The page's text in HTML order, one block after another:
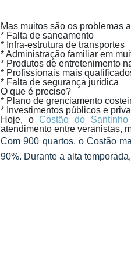
Mas muitos são os problemas
* Falta de saneamento
* Infra-estrutura de transportes
* Administração familiar em
* Produtos de entretenimento
* Profissionais mais
* Falta de segurança jurídica
O que é preciso?
* Plano de grenciamento
* Investimentos públicos e
Hoje, oCostão do Santinho
atendimento entre veranistas,
Com 900 quartos, o Costão
90%. Durante a alta